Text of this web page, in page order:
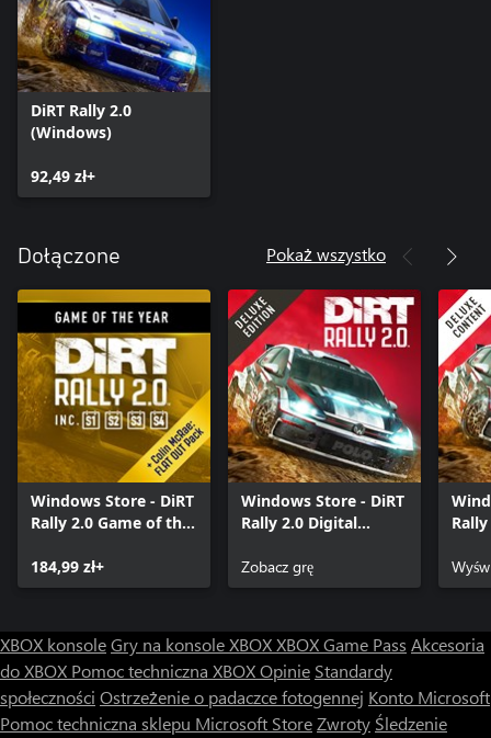
DiRT Rally 2.0
(Windows)
92,49 zł+
Dołączone Pokaż wszystko
Windows Store - DiRT
Rally 2.0 Game of the
184,99 zł+
Windows Store - DiRT
Rally 2.0 Digital
Zobacz grę
XBOX konsoleGry na konsole XBOXXBOX Game Pass Akcesoria
do XBOX Pomoc techniczna XBOXOpinie Standardy
społeczności Ostrzeżenie o padaczce fotogennej Konto Microsoft
Pomoc techniczna sklepu Microsoft StoreZwroty Śledzenie